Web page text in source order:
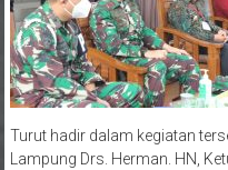
Turut hadir dalam kegiatan
Lampung Drs. Herman. HN,